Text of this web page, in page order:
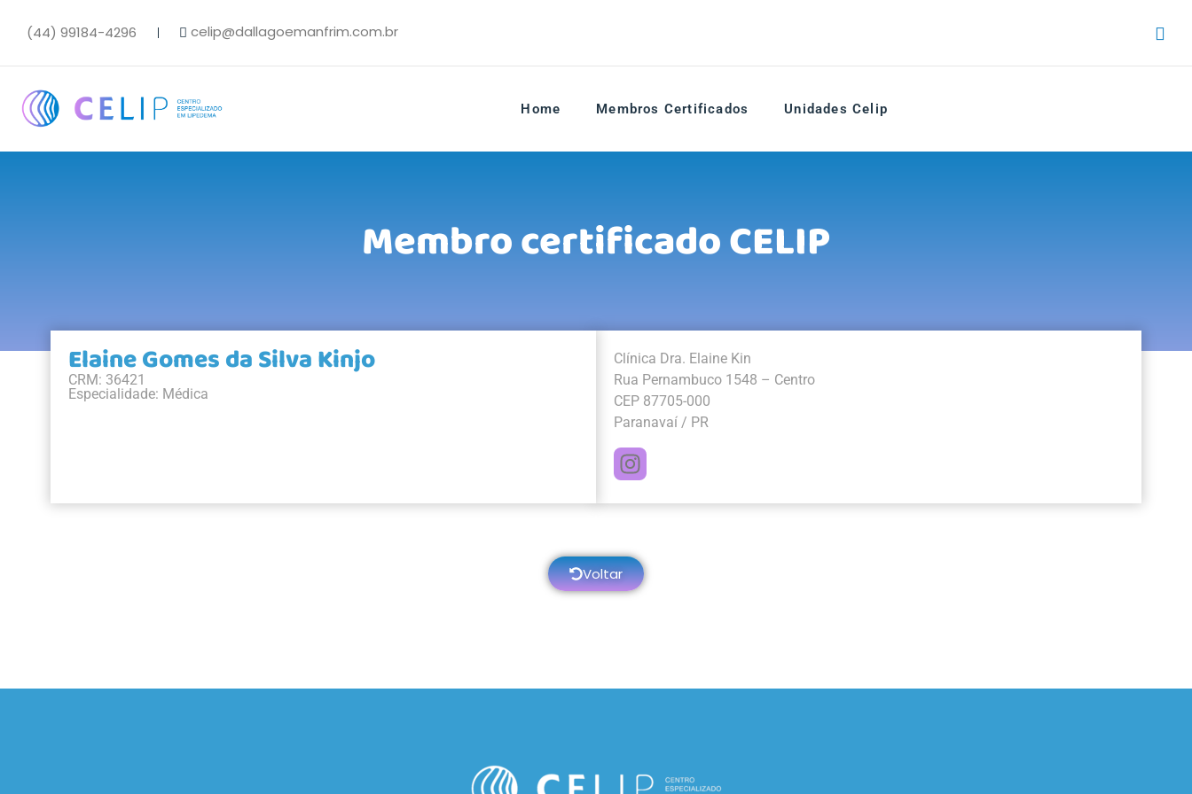
(44) 99184-4296 celip@dallagoemanfrim.com.br
Home Membros Certificados Unidades Celip
Membro certificado CELIP
Elaine Gomes da Silva Kinjo
CRM: 36421
Especialidade: Médica
Clínica Dra. Elaine Kin
Rua Pernambuco 1548 – Centro
CEP 87705-000
Paranavaí / PR
Voltar